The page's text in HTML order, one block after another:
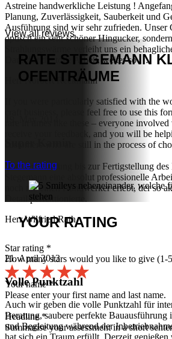
Astreine handwerkliche Leistung !
Planung, Zuverlässigkeit, Sauberkeit und
Ausführung sind wir sehr zufrieden. Unser
optisch ein sehr schöner Hingucker,
Strahlungswärme verleiht uns ein
Dank für die tolle Arbeit, weiter so …
Herr Norbert Reckmann
Von der Beratung bis zur Fertigstellung
Stegemann eine absolut professionelle
noch nie einen Handwerker erlebt, der so
Detail perfektionierte.
Herr Wilfried Rath
21. April 2013
Volle Punktzahl
Auch wir geben die volle Punktzahl für
Beratung, saubere perfekte
und Begleitung während der
View all reviews
RATE STEGEMANN
OFENTRÄUME
If you were particularly satisfied with the
craft business, please feel free to use this
rare in times like these – everyone
receive your feedback, and you will be
customers who are still in the process of
To the rating
YOURRATING
Star rating *
How many stars would you like to give (1-
Your name *
Please enter your first name and last name.
Headline *
Summarise your assessment in a short